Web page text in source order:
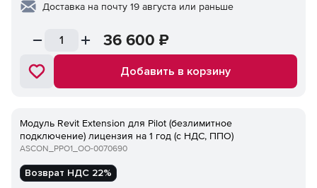
Доставка на почту 19 августа или раньше
36 600 ₽
Добавить в корзину
Модуль Revit Extension для Pilot (безлимитное
подключение) лицензия на 1 год (с НДС, ППО)
ASCON_PPO1_ОО-0070690
Возврат НДС 22%